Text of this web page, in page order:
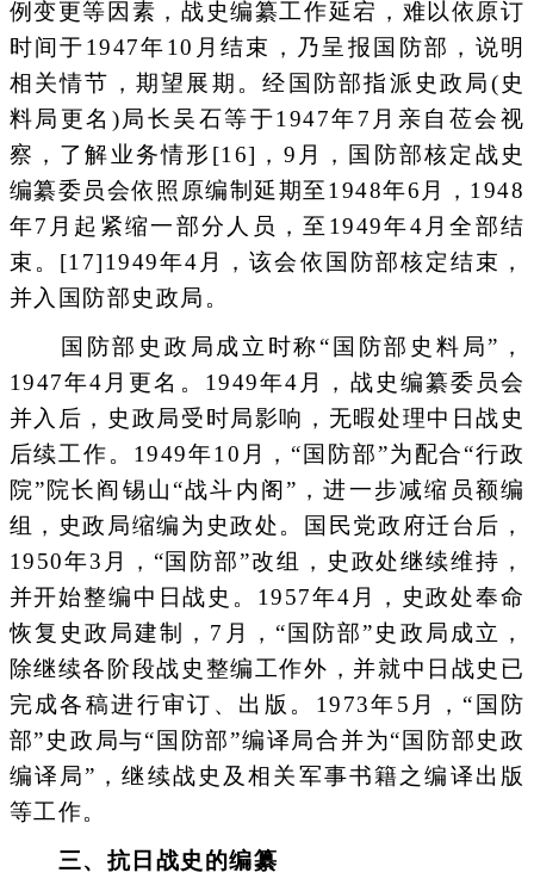
例变更等因素，战史编纂工作延宕，难以依原订
时间于1947年10月结束，乃呈报国防部，说明
相关情节，期望展期。经国防部指派史政局(史
料局更名)局长吴石等于1947年7月亲自莅会视
察，了解业务情形[16]，9月，国防部核定战史
编纂委员会依照原编制延期至1948年6月，1948
年7月起紧缩一部分人员，至1949年4月全部结
束。[17]1949年4月，该会依国防部核定结束，
并入国防部史政局。
国防部史政局成立时称“国防部史料局”，
1947年4月更名。1949年4月，战史编纂委员会
并入后，史政局受时局影响，无暇处理中日战史
后续工作。1949年10月，“国防部”为配合“行政
院”院长阎锡山“战斗内阁”，进一步减缩员额编
组，史政局缩编为史政处。国民党政府迁台后，
1950年3月，“国防部”改组，史政处继续维持，
并开始整编中日战史。1957年4月，史政处奉命
恢复史政局建制，7月，“国防部”史政局成立，
除继续各阶段战史整编工作外，并就中日战史已
完成各稿进行审订、出版。1973年5月，“国防
部”史政局与“国防部”编译局合并为“国防部史政
编译局”，继续战史及相关军事书籍之编译出版
等工作。
三、抗日战史的编纂